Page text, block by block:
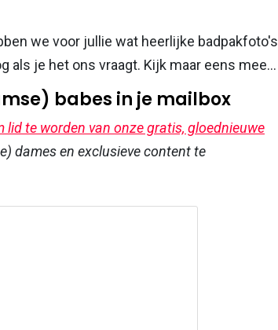
we voor jullie wat heerlijke badpakfoto's
als je het ons vraagt. Kijk maar eens mee...
babes in je mailbox
lid te worden van onze gratis, gloednieuwe
dames en exclusieve content te